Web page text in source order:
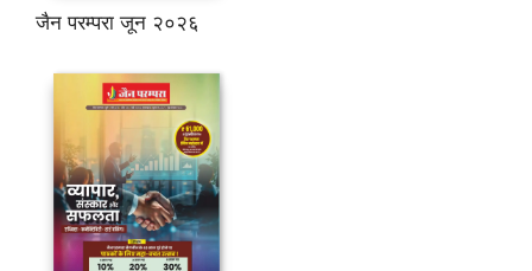
जैन परम्परा जून २०२६